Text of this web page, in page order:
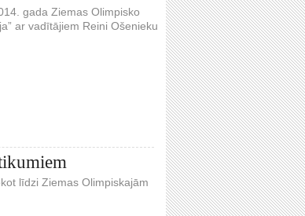
gada Ziemas Olimpisko
ar vadītājiem Reini Ošenieku
līdzi Ziemas Olimpiskajām